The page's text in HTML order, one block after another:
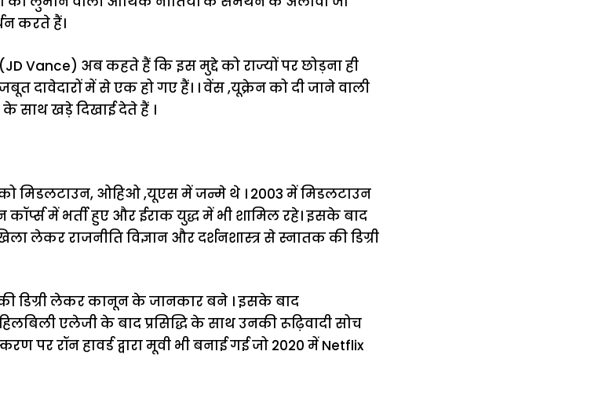
करते हैं।
Vance) अब कहते हैं कि इस मुद्दे को राज्यों पर छोड़ना ही
दावेदारों में से एक हो गए हैं। । वेंस ,यूक्रेन को दी जाने वाली
साथ खड़े दिखाई देते हैं ।
मिडलटाउन, ओहिओ ,यूएस में जन्मे थे । 2003 में मिडलटाउन
में भर्ती हुए और ईराक युद्ध में भी शामिल रहे। इसके बाद
लेकर राजनीति विज्ञान और दर्शनशास्त्र से स्नातक की डिग्री
डिग्री लेकर कानून के जानकार बने । इसके बाद
एलेजी के बाद प्रसिद्धि के साथ उनकी रूढ़िवादी सोच
रॉन हावर्ड द्वारा मूवी भी बनाई गई जो 2020 में Netflix